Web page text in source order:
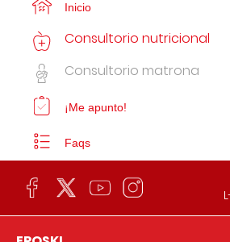
Inicio
Consultorio nutricional
Consultorio matrona
¡Me apunto!
Faqs